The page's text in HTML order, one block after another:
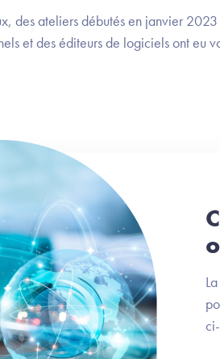
des ateliers débutés en janvier
et des éditeurs de logiciels ont